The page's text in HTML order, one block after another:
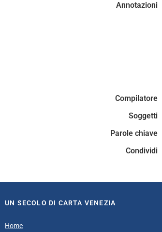
Annotazioni
Compilatore
Soggetti
Parole chiave
Condividi
UN SECOLO DI CARTA VENEZIA
Home